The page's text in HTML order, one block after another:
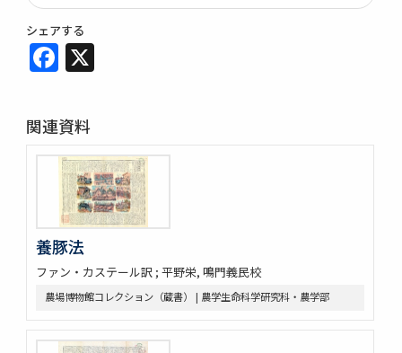
シェアする
Facebook
関連資料
養豚法
ファン・カステール訳 ; 平野栄, 鳴門義民校
農場博物館コレクション（蔵書） | 農学生命科学研究科・農学部